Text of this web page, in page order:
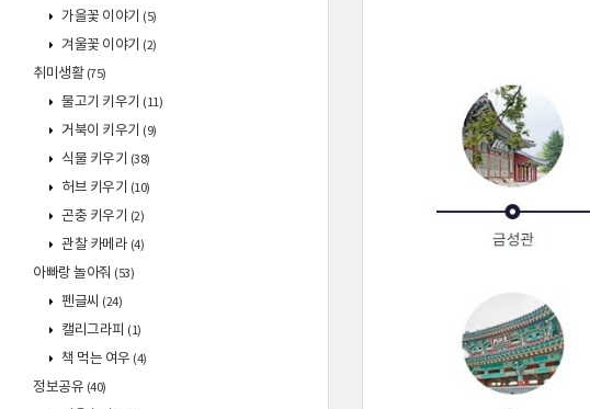
가을꽃 이야기 (5)
겨울꽃 이야기 (2)
취미생활 (75)
물고기 키우기 (11)
거북이 키우기 (9)
식물 키우기 (38)
허브 키우기 (10)
곤충 키우기 (2)
관찰 카메라 (4)
아빠랑 놀아줘 (53)
펜글씨 (24)
캘리그라피 (1)
책 먹는 여우 (4)
정보공유 (40)